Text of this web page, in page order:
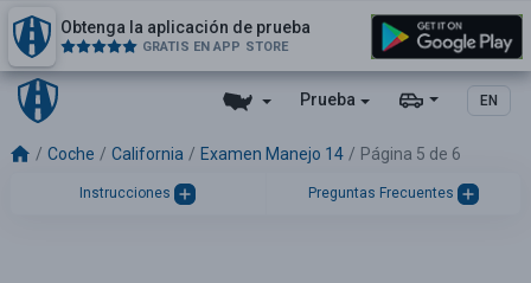
Prueba EN
Obtenga la aplicación de prueba
GRATIS EN APP STORE
Coche California Examen Manejo 14 Página 5 de 6
Instrucciones Preguntas Frecuentes